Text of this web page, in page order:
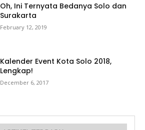
Oh, Ini Ternyata Bedanya Solo dan
Surakarta
February 12, 2019
Kalender Event Kota Solo 2018,
Lengkap!
December 6, 2017